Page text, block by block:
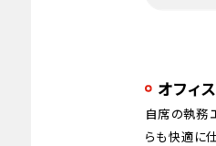
オフィ
自席の執務
らも快適に